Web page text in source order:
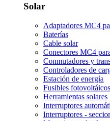
Solar
Adaptadores MC4
Baterías
Cable solar
Conectores MC4
Conmutadores y
Controladores de
Estación de energía
Fusibles fotovoltáicos
Herramientas solares
Interruptores
Interruptores -